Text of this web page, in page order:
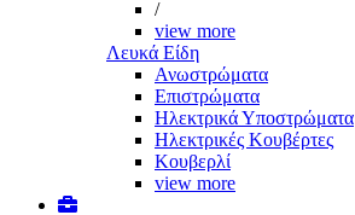
/
view more
Λευκά Είδη
Ανωστρώματα
Επιστρώματα
Ηλεκτρικά Υποστρώματα
Ηλεκτρικές Κουβέρτες
Κουβερλί
view more